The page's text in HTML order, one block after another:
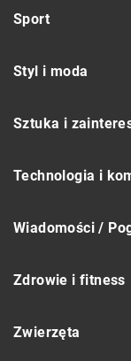
Sport
Styl i moda
Sztuka i
Technologia i
Wiadomości /
Zdrowie i fitness
Zwierzęta